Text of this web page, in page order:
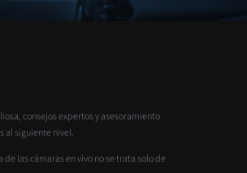
consejos expertos y asesoramiento
al siguiente nivel.
las cámaras en vivo no se trata solo de